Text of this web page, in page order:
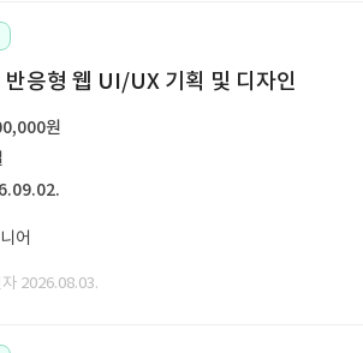
응형 웹 UI/UX 기획 및 디자인
원
어
2026.08.03.